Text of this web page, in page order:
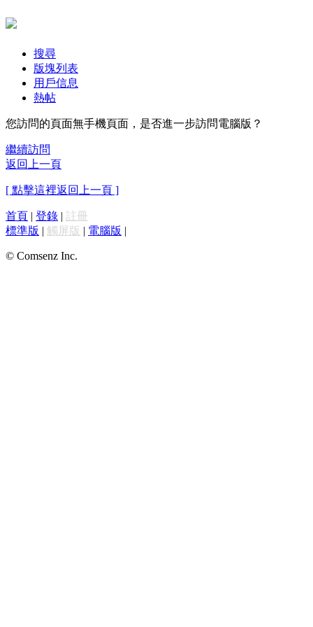
搜尋
版塊列表
用戶信息
熱帖
您訪問的頁面無手機頁面，是否進一步訪問電腦版？
繼續訪問
返回上一頁
[ 點擊這裡返回上一頁 ]
首頁 | 登錄 | 註冊
標準版 | 觸屏版 | 電腦版 |
© Comsenz Inc.